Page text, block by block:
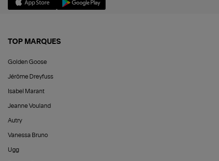
TOP MARQUES
Golden Goose
Jérôme Dreyfuss
Isabel Marant
Jeanne Vouland
Autry
Vanessa Bruno
Ugg